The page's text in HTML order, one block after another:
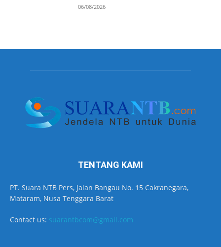
06/08/2026
TENTANG KAMI
PT. Suara NTB Pers, Jalan Bangau No. 15 Cakranegara,
Mataram, Nusa Tenggara Barat
Contact us: suarantbcom@gmail.com